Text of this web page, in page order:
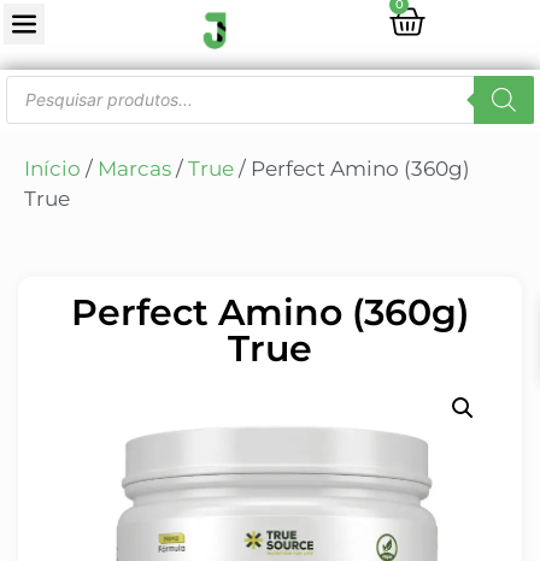
0
Início / Marcas / True / Perfect Amino (360g)
True
Perfect Amino (360g)
True